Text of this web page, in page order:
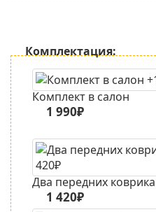
Комплектация:
Комплект в салон
1 990₽
Два передних коврика
1 420₽